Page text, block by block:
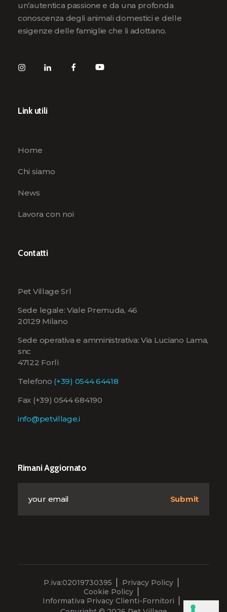
un’autentica passione e da una profonda
conoscenza degli animali domestici e delle
esigenze delle famiglie che li adottano.
Link utili
Home
Chi siamo
News
Lavora con noi
Contatti
Pet Village Srl
Sede legale: Viale Premuda, 46
20129 Milano
Sede operativa e amministrativa: Via Luciano Lama,
snc
47122 Forlì
Telefono (+39) 0544 64418
Fax (+39) 0544 684190
info@petvillage.i
Rimani Aggiornato
P.iva:02019730395
Privacy Policy
Cookie Policy
Informativa Privacy Clienti-Fornitori